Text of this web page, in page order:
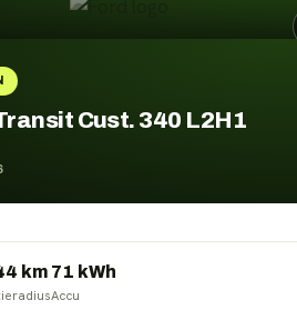
Cust. 340 L2H1
km 71 kWh
Accu